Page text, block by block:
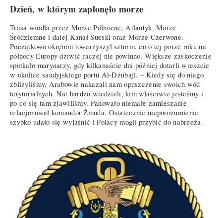
Dzień, w którym zapłonęło morze
Trasa wiodła przez Morze Północne, Atlantyk, Morze
Śródziemne i dalej Kanał Sueski oraz Morze Czerwone.
Początkowo okrętom towarzyszył sztorm, co o tej porze roku na
północy Europy dziwić raczej nie powinno. Większe zaskoczenie
spotkało marynarzy, gdy kilkanaście dni później dotarli wreszcie
w okolice saudyjskiego portu Al-Dżubajl. – Kiedy się do niego
zbliżyliśmy, Arabowie nakazali nam opuszczenie swoich wód
terytorialnych. Nie bardzo wiedzieli, kim właściwie jesteśmy i
po co się tam zjawiliśmy. Panowało niemałe zamieszanie –
relacjonował komandor Żmuda. Ostatecznie nieporozumienie
szybko udało się wyjaśnić i Polacy mogli przybić do nabrzeża.